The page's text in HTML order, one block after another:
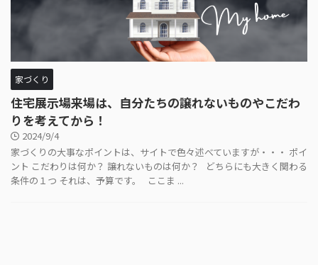
家づくり
住宅展示場来場は、自分たちの譲れないものやこだわ
りを考えてから！
2024/9/4
家づくりの大事なポイントは、サイトで色々述べていますが・・・ ポイ
ント こだわりは何か？ 譲れないものは何か？ どちらにも大きく関わる
条件の１つ それは、予算です。 ここま ...